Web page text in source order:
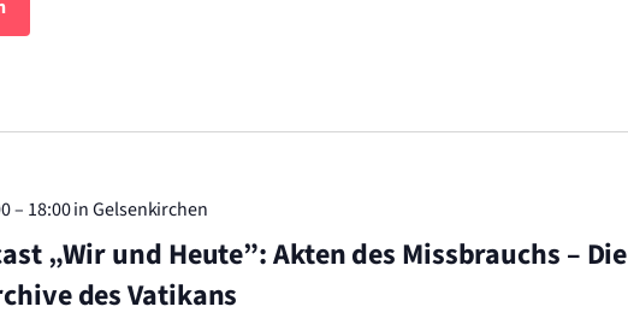
– 18:00in Gelsenkirchen
„Wir und Heute”: Akten des Missbrauchs – Die
des Vatikans